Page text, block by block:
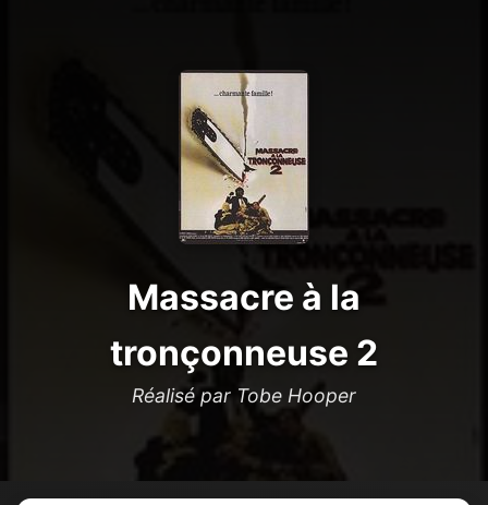
Massacre à la
tronçonneuse 2
Réalisé par Tobe Hooper